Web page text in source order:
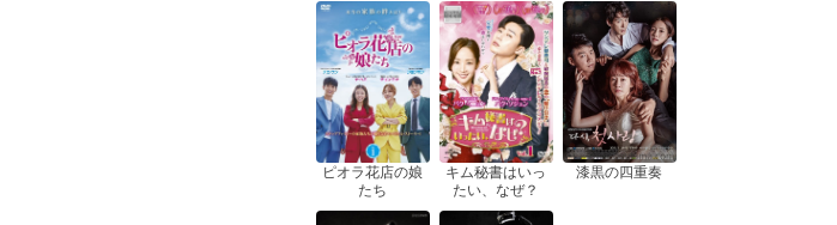
ピオラ花店の娘
たち
キム秘書はいっ
たい、なぜ？
漆黒の四重奏